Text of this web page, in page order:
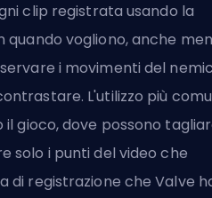
clip registrata usando la
quando vogliono, anche
i movimenti del
L'utilizzo più
gioco, dove possono
solo i punti del video che
di registrazione cheValve